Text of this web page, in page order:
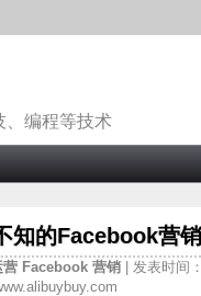
、编程等技术
知的Facebook营
营 Facebook 营销
| 发表时间